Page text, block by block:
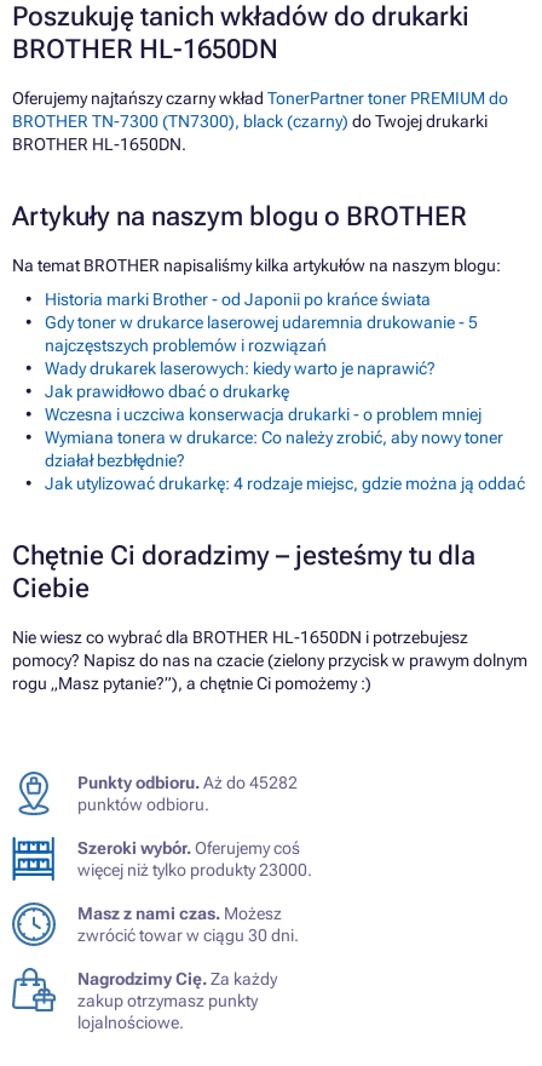
Poszukuję tanich wkładów do drukarki
BROTHER HL-1650DN
Oferujemy najtańszy czarny wkład TonerPartner toner PREMIUM do
BROTHER TN-7300 (TN7300), black (czarny) do Twojej drukarki
BROTHER HL-1650DN.
Artykuły na naszym blogu o BROTHER
Na temat BROTHER napisaliśmy kilka artykułów na naszym blogu:
Historia marki Brother - od Japonii po krańce świata
Gdy toner w drukarce laserowej udaremnia drukowanie - 5
najczęstszych problemów i rozwiązań
Wady drukarek laserowych: kiedy warto je naprawić?
Jak prawidłowo dbać o drukarkę
Wczesna i uczciwa konserwacja drukarki - o problem mniej
Wymiana tonera w drukarce: Co należy zrobić, aby nowy toner
działał bezbłędnie?
Jak utylizować drukarkę: 4 rodzaje miejsc, gdzie można ją oddać
Chętnie Ci doradzimy – jesteśmy tu dla
Ciebie
Nie wiesz co wybrać dla BROTHER HL-1650DN i potrzebujesz
pomocy? Napisz do nas na czacie (zielony przycisk w prawym dolnym
rogu „Masz pytanie?”), a chętnie Ci pomożemy :)
Punkty odbioru.Aż do 45282
punktów odbioru.
Szeroki wybór.Oferujemy coś
więcej niż tylko produkty 23000.
Masz z nami czas. Możesz
zwrócić towar w ciągu 30 dni.
Nagrodzimy Cię.Za każdy
zakup otrzymasz punkty
lojalnościowe.